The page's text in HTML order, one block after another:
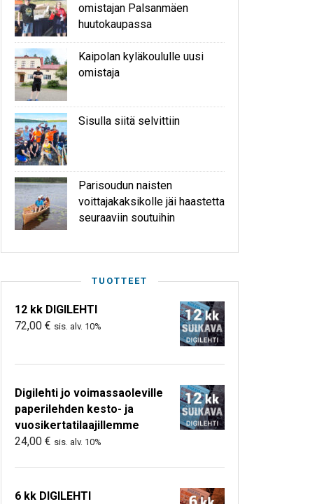
omistajan Palsanmäen
huutokaupassa
Kaipolan kyläkoululle uusi
omistaja
Sisulla siitä selvittiin
Parisoudun naisten
voittajakaksikolle jäi haastetta
seuraaviin soutuihin
TUOTTEET
12 kk DIGILEHTI
72,00 € sis. alv. 10%
Digilehti jo voimassaoleville
paperilehden kesto- ja
vuosikertatilaajillemme
24,00 € sis. alv. 10%
6 kk DIGILEHTI